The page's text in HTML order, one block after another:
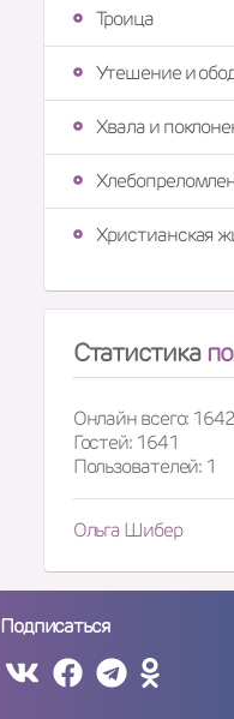
Троица
Утешение и
Хвала и
Христианская
Статистика
Онлайн всего: 1642
Гостей: 1641
Пользователей: 1
Ольга Шибер
Подписаться